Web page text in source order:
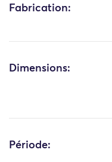
Fabrication:
Dimensions:
Période: